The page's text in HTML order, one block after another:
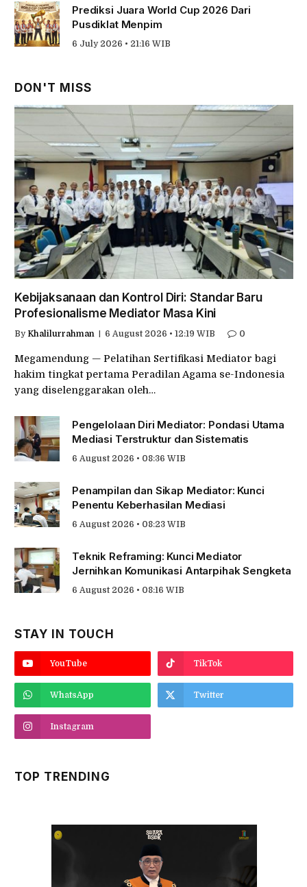
Prediksi Juara World Cup 2026 Dari
Pusdiklat Menpim
6 July 2026 • 21:16 WIB
DON'T MISS
Kebijaksanaan dan Kontrol Diri: Standar Baru
Profesionalisme Mediator Masa Kini
By Khalilurrahman 6 August 2026 • 12:19 WIB 0
Megamendung — Pelatihan Sertifikasi Mediator bagi
hakim tingkat pertama Peradilan Agama se-Indonesia
yang diselenggarakan oleh…
Pengelolaan Diri Mediator: Pondasi Utama
Mediasi Terstruktur dan Sistematis
6 August 2026 • 08:36 WIB
Penampilan dan Sikap Mediator: Kunci
Penentu Keberhasilan Mediasi
6 August 2026 • 08:23 WIB
Teknik Reframing: Kunci Mediator
Jernihkan Komunikasi Antarpihak Sengketa
6 August 2026 • 08:16 WIB
STAY IN TOUCH
YouTube TikTok
WhatsApp Twitter
Instagram
TOP TRENDING